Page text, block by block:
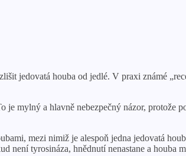
jedovatá houba od jedlé. V praxi známé
mylný a hlavně nebezpečný názor, protože
mezi nimiž je alespoň jedna jedovatá
není tyrosináza, hnědnutí nenastane a houba